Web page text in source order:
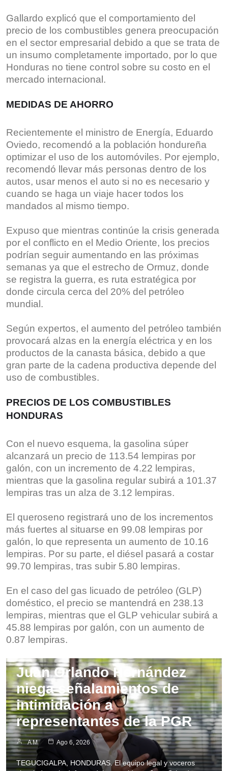
Gallardo explicó que el comportamiento del
precio de los combustibles genera preocupación
en el sector empresarial debido a que se trata de
un insumo completamente importado, por lo que
Honduras no tiene control sobre su costo en el
mercado internacional.
MEDIDAS DE AHORRO
Recientemente el ministro de Energía, Eduardo
Oviedo, recomendó a la población hondureña
optimizar el uso de los automóviles. Por ejemplo,
recomendó llevar más personas dentro de los
autos, usar menos el auto si no es necesario y
cuando se haga un viaje hacer todos los
mandados al mismo tiempo.
Expuso que mientras continúe la crisis generada
por el conflicto en el Medio Oriente, los precios
podrían seguir aumentando en las próximas
semanas ya que el estrecho de Ormuz, donde
se registra la guerra, es ruta estratégica por
donde circula cerca del 20% del petróleo
mundial.
Según expertos, el aumento del petróleo también
provocará alzas en la energía eléctrica y en los
productos de la canasta básica, debido a que
gran parte de la cadena productiva depende del
uso de combustibles.
PRECIOS DE LOS COMBUSTIBLES
HONDURAS
Con el nuevo esquema, la gasolina súper
alcanzará un precio de 113.54 lempiras por
galón, con un incremento de 4.22 lempiras,
mientras que la gasolina regular subirá a 101.37
lempiras tras un alza de 3.12 lempiras.
El queroseno registrará uno de los incrementos
más fuertes al situarse en 99.08 lempiras por
galón, lo que representa un aumento de 10.16
lempiras. Por su parte, el diésel pasará a costar
99.70 lempiras, tras subir 5.80 lempiras.
En el caso del gas licuado de petróleo (GLP)
doméstico, el precio se mantendrá en 238.13
lempiras, mientras que el GLP vehicular subirá a
45.88 lempiras por galón, con un aumento de
0.87 lempiras.
Juan Orlando Hernández
niega señalamientos de
intimidación a
representantes de la PGR
A M Ago 6, 2026
TEGUCIGALPA, HONDURAS. El equipo legal y voceros